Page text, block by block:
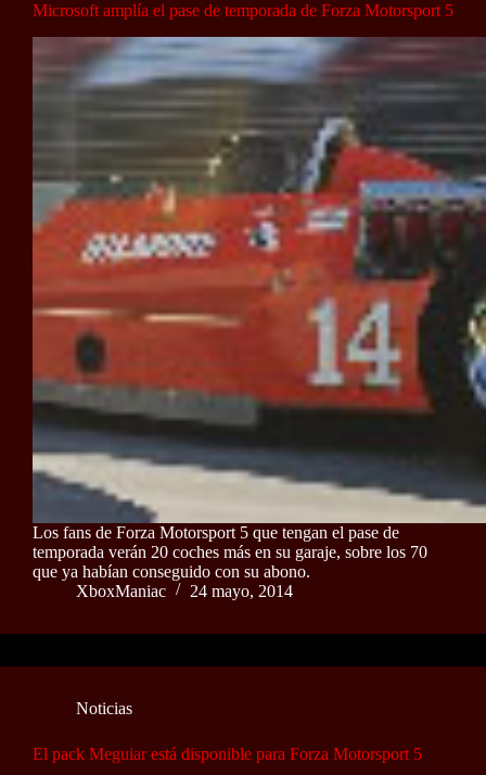
Microsoft amplía el pase de temporada de Forza Motorsport 5
Los fans de Forza Motorsport 5 que tengan el pase de
temporada verán 20 coches más en su garaje, sobre los 70
que ya habían conseguido con su abono.
XboxManiac
24 mayo, 2014
Noticias
El pack Meguiar está disponible para Forza Motorsport 5